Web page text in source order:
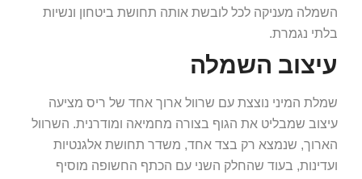
השמלה מעניקה לכל לובשת אותה תחושת ביטחון ונשיות
בלתי נגמרת.
עיצוב השמלה
שמלת המיני נוצצת עם שרוול ארוך אחד של ריס מציעה
עיצוב שמבליט את הגוף בצורה מחמיאה ומודרנית. השרוול
הארוך, שנמצא רק בצד אחד, משדר תחושת אלגנטיות
ועדינות, בעוד שהחלק השני עם הכתף החשופה מוסיף